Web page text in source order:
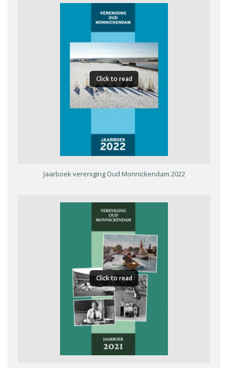
Click to read
Jaarboek vereniging Oud Monnickendam 2022
Click to read